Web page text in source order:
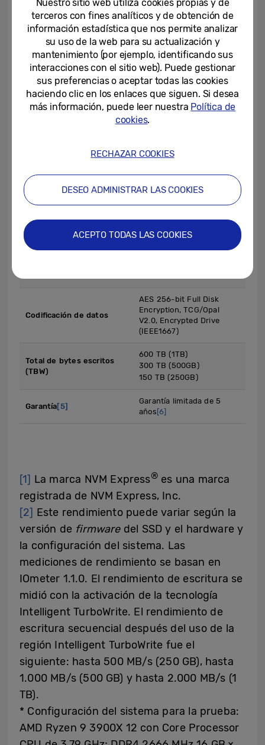
Interfaz PCIe 4.0 x4, NVMe 1.3c
Factor de forma M.2 (2280)
Memoria de
almacenamiento
Samsung 1xx-layer V-
NAND 3-bits MLC
Controlador Samsung Elpis Controller
1 GB LPDDR4 (1 TB)
512 MB LPDDR4 (500 GB,
1 TB, 500 GB, 250 GB
Velocidad de
lectura/escritura
secuencial
5.000 MB/s
Velocidad de
lectura/escritura aleatoria
(QD32)
Hasta 1.000K IOPS; 1.000K
IOPS
Codificación de datos
AES 256-bit Full Disk
Encryption, TCG/Opal
V2.0, Encrypted Drive
(IEEE1667)
Total de bytes escritos
(TBW)
600 TB (1TB)
300 TB (500GB)
150 TB (250GB)
Garantía[5]
Garantía limitada de 5
años [6]
[1] La marca NVM Express®es una marca
registrada de NVM Express, Inc.
[2] Este rendimiento puede variar según la
versión de firmwaredel SSD y el hardware y
la configuración del sistema. Las
mediciones de rendimiento se basan en
IOmeter 1.1.0. El rendimiento de escritura se
midió con la activación de la tecnología
Intelligent TurboWrite. El rendimiento de
escritura secuencial después del uso de la
región Intelligent TurboWrite fue el
siguiente: hasta 500 MB/s (250 GB), hasta
1.000 MB/s (500 GB) y hasta 2.000 MB/s (1
TB).
* Configuración del sistema para la prueba:
AMD Ryzen 9 3900X 12 con Core Processor
Nuestro sitio web utiliza cookies propias y de
terceros con fines analíticos y de obtención de
información estadística que nos permite analizar
su uso de la web para su actualización y
mantenimiento (por ejemplo, identificando sus
interacciones con el sitio web). Puede gestionar
sus preferencias o aceptar todas las cookies
haciendo clic en los enlaces que siguen. Si desea
más información, puede leer nuestra Política de
cookies.
RECHAZAR COOKIES
DESEO ADMINISTRAR LAS COOKIES
ACEPTO TODAS LAS COOKIES